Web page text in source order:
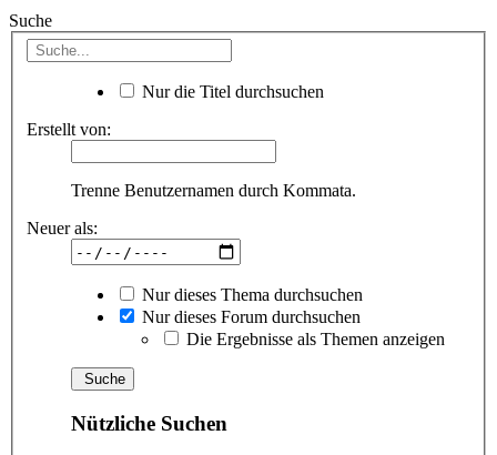
Suche
Nur die Titel durchsuchen
Erstellt von:
Trenne Benutzernamen durch Kommata.
Neuer als:
Nur dieses Thema durchsuchen
Nur dieses Forum durchsuchen
Die Ergebnisse als Themen anzeigen
Nützliche Suchen